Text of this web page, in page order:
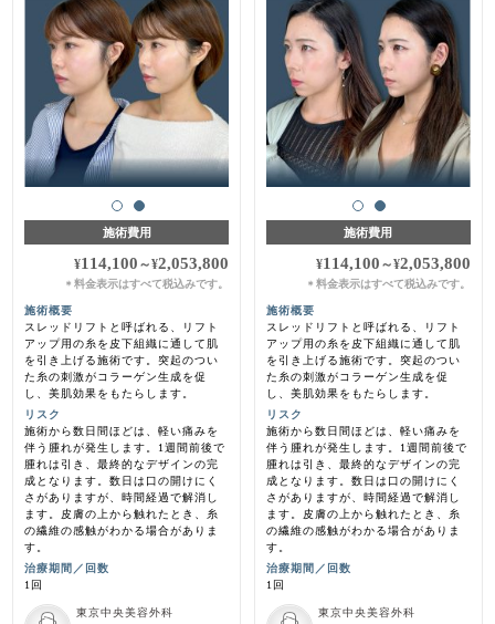
施術費用
¥114,100 ～¥2,053,800
＊料金表示はすべて税込みです。
施術概要
スレッドリフトと呼ばれる、リフト
アップ用の糸を皮下組織に通して肌
を引き上げる施術です。突起のつい
た糸の刺激がコラーゲン生成を促
し、美肌効果をもたらします。
リスク
施術から数日間ほどは、軽い痛みを
伴う腫れが発生します。1週間前後で
腫れは引き、最終的なデザインの完
成となります。数日は口の開けにく
さがありますが、時間経過で解消し
ます。皮膚の上から触れたとき、糸
の繊維の感触がわかる場合がありま
す。
治療期間／回数
1回
東京中央美容外科
施術費用
¥114,100 ～¥2,053,800
＊ 料金表示はすべて税込みです。
施術概要
スレッドリフトと呼ばれる、リフト
アップ用の糸を皮下組織に通して肌
を引き上げる施術です。突起のつい
た糸の刺激がコラーゲン生成を促
し、美肌効果をもたらします。
リスク
施術から数日間ほどは、軽い痛みを
伴う腫れが発生します。1週間前後で
腫れは引き、最終的なデザインの完
成となります。数日は口の開けにく
さがありますが、時間経過で解消し
ます。皮膚の上から触れたとき、糸
の繊維の感触がわかる場合がありま
す。
治療期間／回数
1回
東京中央美容外科